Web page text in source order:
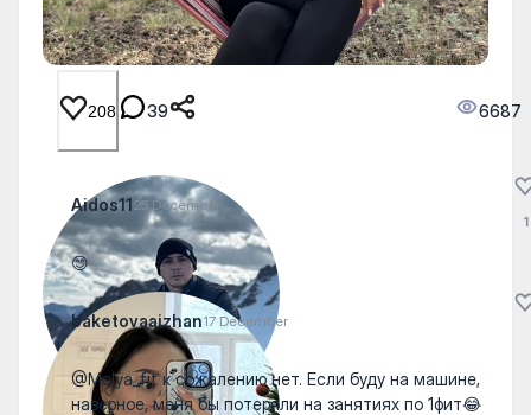
208 39 6687
Aidos1125 December
😊
1
baketovaaizhan17 December
@Molya_fit к сожалению нет. Если буду на машине,
наверное, меня бы потеряли на занятиях по 1фит😂